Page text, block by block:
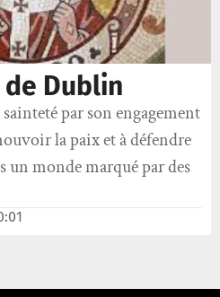
Dublin
par son engagement
la paix et à défendre
un monde marqué par des